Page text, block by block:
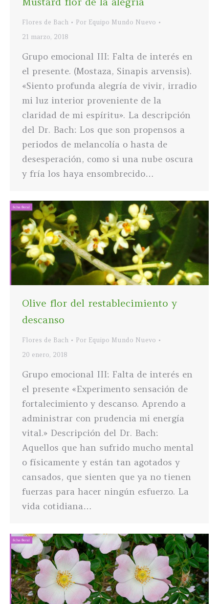
Flores de Bach Por Equipo Mundo Nuevo
21 marzo, 2018
Grupo emocional III: Falta de interés en
el presente. (Mostaza, Sinapis arvensis).
«Siento profunda alegría de vivir, irradio
mi luz interior proveniente de la
claridad de mi espíritu». La descripción
del Dr. Bach: Los que son propensos a
periodos de melancolía o hasta de
desesperación, como si una nube oscura
y fría los haya ensombrecido…
Olive flor del restablecimiento y
descanso
Flores de Bach Por Equipo Mundo Nuevo
20 enero, 2018
Grupo emocional III: Falta de interés en
el presente «Experimento sensación de
fortalecimiento y descanso. Aprendo a
administrar con prudencia mi energía
vital.» Descripción del Dr. Bach:
Aquellos que han sufrido mucho mental
o físicamente y están tan agotados y
cansados, que sienten que ya no tienen
fuerzas para hacer ningún esfuerzo. La
vida cotidiana…